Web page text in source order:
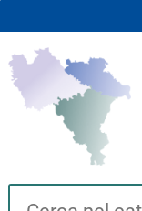
Cerca su "Catalogo"